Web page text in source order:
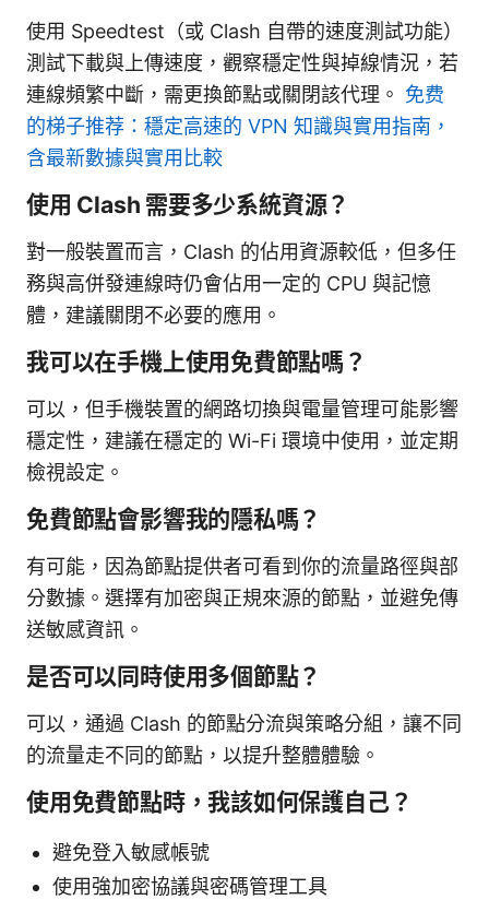
使用 Speedtest（或 Clash 自帶的速度測試功能）
測試下載與上傳速度，觀察穩定性與掉線情況，若
連線頻繁中斷，需更換節點或關閉該代理。 免费
的梯子推荐：穩定高速的 VPN 知識與實用指南，
含最新數據與實用比較
使用 Clash 需要多少系統資源？
對一般裝置而言，Clash 的佔用資源較低，但多任
務與高併發連線時仍會佔用一定的 CPU 與記憶
體，建議關閉不必要的應用。
我可以在手機上使用免費節點嗎？
可以，但手機裝置的網路切換與電量管理可能影響
穩定性，建議在穩定的 Wi-Fi 環境中使用，並定期
檢視設定。
免費節點會影響我的隱私嗎？
有可能，因為節點提供者可看到你的流量路徑與部
分數據。選擇有加密與正規來源的節點，並避免傳
送敏感資訊。
是否可以同時使用多個節點？
可以，通過 Clash 的節點分流與策略分組，讓不同
的流量走不同的節點，以提升整體體驗。
使用免費節點時，我該如何保護自己？
避免登入敏感帳號
使用強加密協議與密碼管理工具